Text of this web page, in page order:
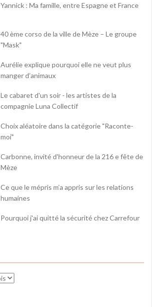
Yannick : Ma famille, entre Espagne et France
40 ème corso de la ville de Mèze – Le groupe
"Mask"
Aurélie explique pourquoi elle ne veut plus
manger d’animaux
Le cabaret d'un soir - les artistes de la
compagnie Luna Collectif
Choix aléatoire dans la catégorie "Raconte-
moi"
Carbonne, invité d'honneur de la 216 e fête de
Mèze
Ce que le mépris m’a appris sur les relations
humaines
Pourquoi j'ai quitté la sécurité chez Carrefour